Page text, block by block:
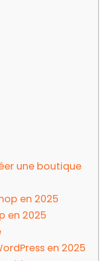
une boutique
en 2025
en 2025
en 2025